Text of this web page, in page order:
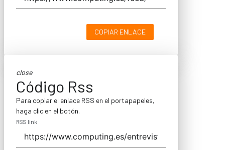
COPIAR ENLACE
close
Código Rss
Para copiar el enlace RSS en el portapapeles,
haga clic en el botón.
RSS link